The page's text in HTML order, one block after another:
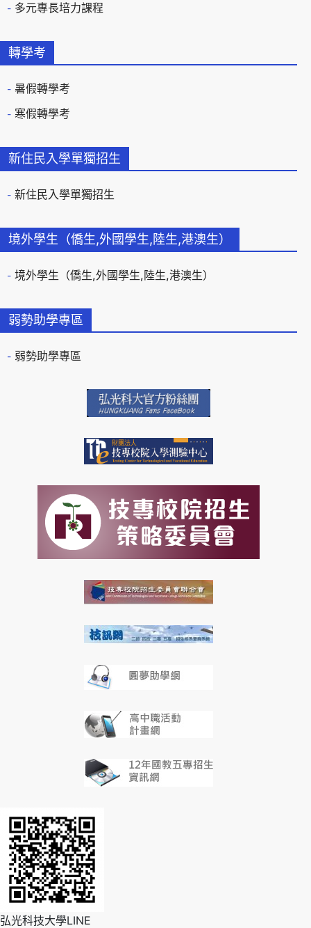
多元專長培力課程
轉學考
暑假轉學考
寒假轉學考
新住民入學單獨招生
新住民入學單獨招生
境外學生（僑生,外國學生,陸生,港澳生）
境外學生（僑生,外國學生,陸生,港澳生）
弱勢助學專區
弱勢助學專區
弘光科技大學LINE